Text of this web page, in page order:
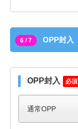
6 / 7 OPP封入
OPP封入 必須